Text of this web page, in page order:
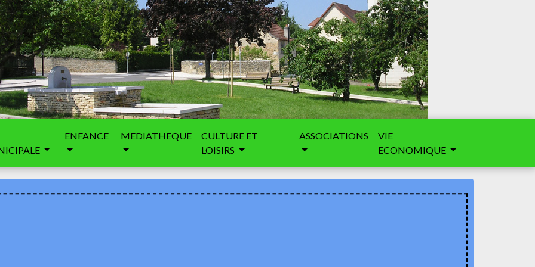
ENFANCE MEDIATHEQUE
CULTURE ET
LOISIRS
ASSOCIATIONS
VIE
ECONOMIQUE